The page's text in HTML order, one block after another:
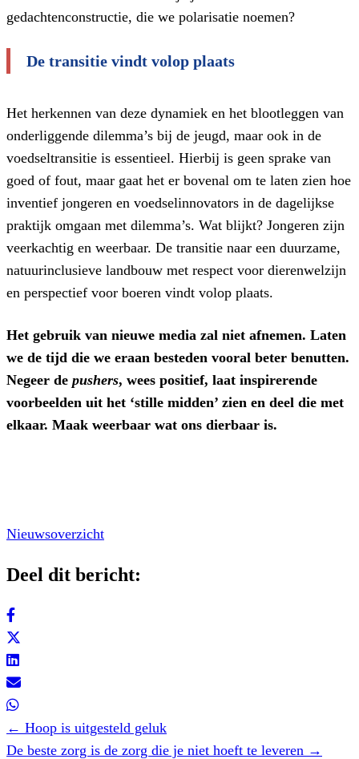
gedachtenconstructie, die we polarisatie noemen?
De transitie vindt volop plaats
Het herkennen van deze dynamiek en het blootleggen van
onderliggende dilemma’s bij de jeugd, maar ook in de
voedseltransitie is essentieel. Hierbij is geen sprake van
goed of fout, maar gaat het er bovenal om te laten zien hoe
inventief jongeren en voedselinnovators in de dagelijkse
praktijk omgaan met dilemma’s. Wat blijkt? Jongeren zijn
veerkachtig en weerbaar. De transitie naar een duurzame,
natuurinclusieve landbouw met respect voor dierenwelzijn
en perspectief voor boeren vindt volop plaats.
Het gebruik van nieuwe media zal niet afnemen. Laten
we de tijd die we eraan besteden vooral beter benutten.
Negeer de pushers, wees positief, laat inspirerende
voorbeelden uit het ‘stille midden’ zien en deel die met
elkaar. Maak weerbaar wat ons dierbaar is.
Nieuwsoverzicht
Deel dit bericht:
Posts
navigation
← Hoop is uitgesteld geluk
De beste zorg is de zorg die je niet hoeft te leveren →